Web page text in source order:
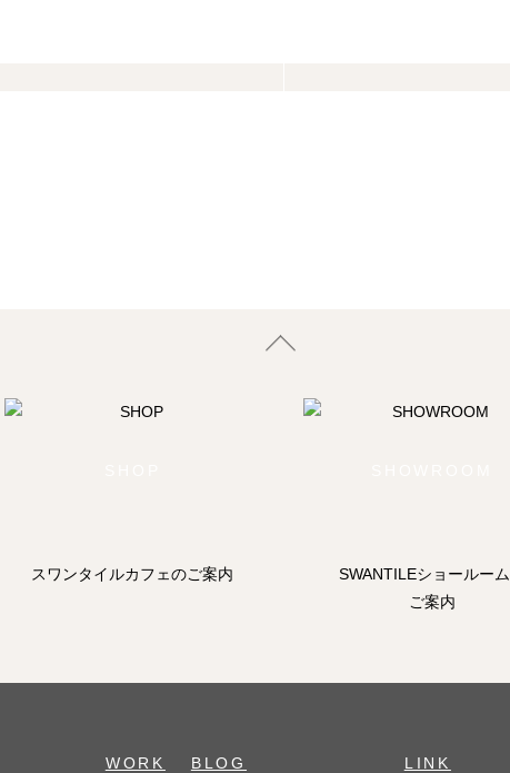
スワンタイルカフェのご案内
SWANTILEショールー
ご案内
WORK BLOG LINK